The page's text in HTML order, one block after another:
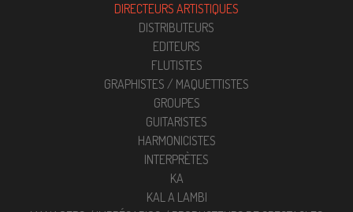
DIRECTEURS ARTISTIQUES
DISTRIBUTEURS
EDITEURS
FLUTISTES
GRAPHISTES / MAQUETTISTES
GROUPES
GUITARISTES
HARMONICISTES
INTERPRÈTES
KA
KAL A LAMBI